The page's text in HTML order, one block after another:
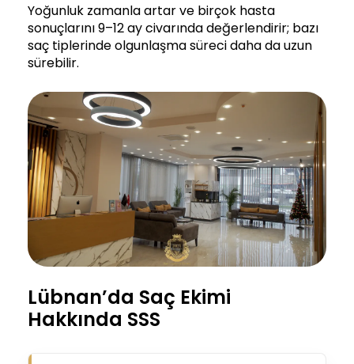
Yoğunluk zamanla artar ve birçok hasta
sonuçlarını 9–12 ay civarında değerlendirir; bazı
saç tiplerinde olgunlaşma süreci daha da uzun
sürebilir.
Lübnan’da Saç Ekimi
Hakkında SSS